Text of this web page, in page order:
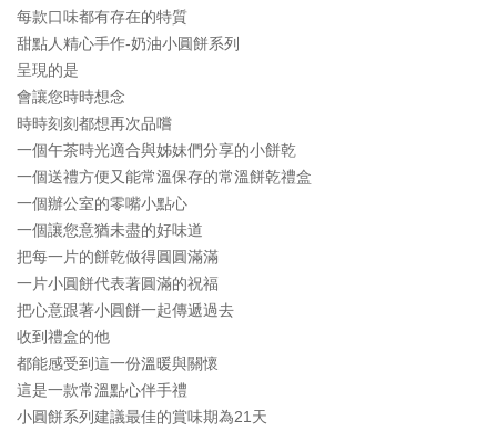
退
換
貨
須
知
Return
每款口味都有存在的特質
甜點人精心手作-奶油小圓餅系列
呈現的是
會讓您時時想念
時時刻刻都想再次品嚐
一個午茶時光適合與姊妹們分享的小餅乾
一個送禮方便又能常溫保存的常溫餅乾禮盒
一個辦公室的零嘴小點心
一個讓您意猶未盡的好味道
把每一片的餅乾做得圓圓滿滿
一片小圓餅代表著圓滿的祝福
把心意跟著小圓餅一起傳遞過去
收到禮盒的他
都能感受到這一份溫暖與關懷
這是一款常溫點心伴手禮
小圓餅系列建議最佳的賞味期為21天